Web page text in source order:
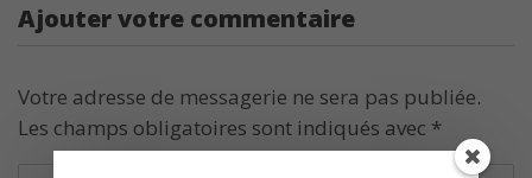
Ajouter votre commentaire
Votre adresse de messagerie ne sera pas publiée.
Les champs obligatoires sont indiqués avec *